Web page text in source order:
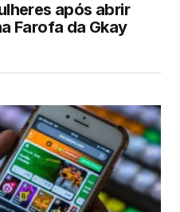
após abrir
Farofa da Gkay